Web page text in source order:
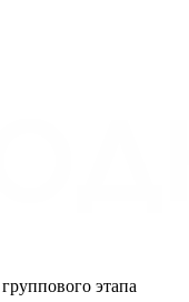
этапа